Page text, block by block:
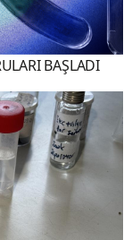
BAŞLADI